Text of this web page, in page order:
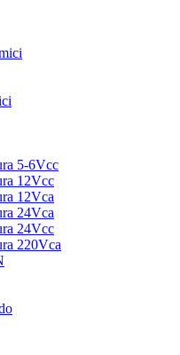
5-6Vcc
12Vcc
12Vca
24Vca
24Vcc
220Vca